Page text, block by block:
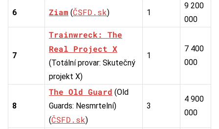
6 Ziam (ČSFD.sk) 1
9 200
000
7
Trainwreck: The
Real Project X
(Totální provar: Skutečný
projekt X)
1
7 400
000
8
The Old Guard (Old
Guards: Nesmrtelní)
(ČSFD.sk)
3
4 900
000